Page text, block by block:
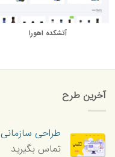
آتشکده اهورا
آخرین طرح
طراحی سازمانی
تماس بگیرید